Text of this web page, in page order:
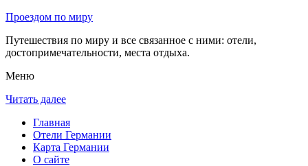
Проездом по миру
Путешествия по миру и все связанное с ними: отели,
достопримечательности, места отдыха.
Меню
Читать далее
Главная
Отели Германии
Карта Германии
О сайте